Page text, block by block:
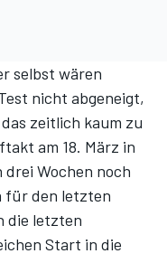
selbst wären
nicht abgeneigt,
zeitlich kaum zu
am 18. März in
drei Wochen noch
für den letzten
die letzten
Start in die